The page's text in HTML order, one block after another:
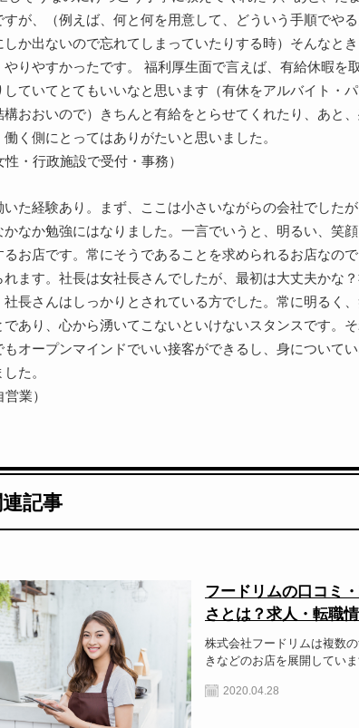
すが、（例えば、何と何を用意して、どういう手順でや
しか出ないので忘れてしまっていたりする時）そんなと
やりやすかったです。 福利厚生面で言えば、有給休暇を
していてとてもいいなと思います（有休をアルバイト・
構おおいので）きちんと有給をとらせてくれたり、あと
く側にとってはありがたいと思いました。
性・行政施設で受付・事務）
いた経験あり。まず、ここは小さいながらの会社でした
かなか勉強にはなりました。一言でいうと、明るい、笑
るお店です。常にそうであることを求められるお店なの
れます。社長は女社長さんでしたが、最初は大丈夫かな
社長さんはしっかりとされている方でした。常に明るく
であり、心から湧いてこないといけないスタンスです。
もオープンマインドでいい接客ができるし、身について
た。
営業）
連記事
フードリムの口コミ
さとは？求人・転職
株式会社フードリムは複数
きなどのお店を展開してい
2020.04.28